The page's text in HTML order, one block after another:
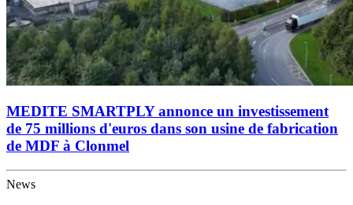
MEDITE SMARTPLY annonce un investissement
de 75 millions d'euros dans son usine de fabrication
de MDF à Clonmel
News